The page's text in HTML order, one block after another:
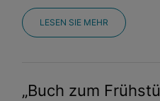
LESEN SIE MEHR
„Buch zum